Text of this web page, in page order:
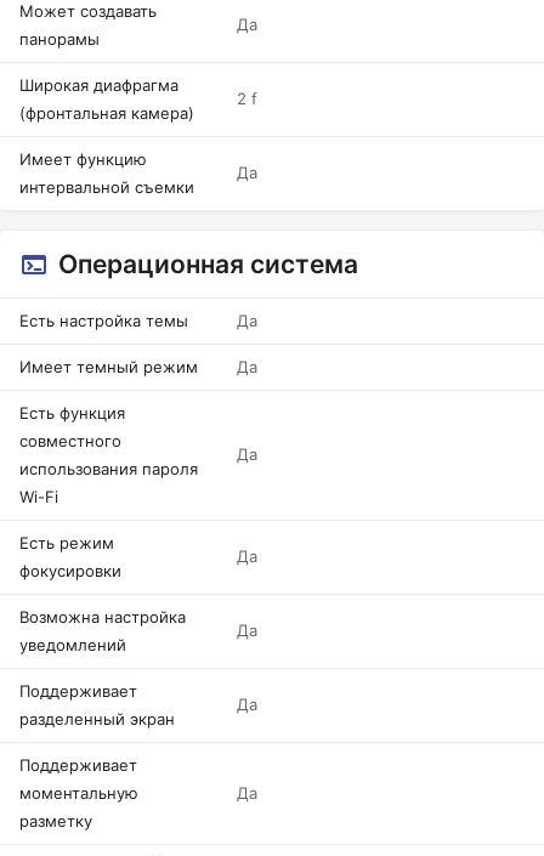
Может создавать
панорамы
Да
Широкая диафрагма
(фронтальная камера)
2 f
Имеет функцию
интервальной съемки
Да
Операционная система
Есть настройка темы Да
Имеет темный режим Да
Есть функция
совместного
использования пароля
Wi-Fi
Да
Есть режим
фокусировки
Да
Возможна настройка
уведомлений
Да
Поддерживает
разделенный экран
Да
Поддерживает
моментальную
разметку
Да